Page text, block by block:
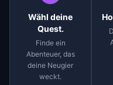
Wähl deine
Quest.
Finde ein
Abenteuer, das
deine Neugier
weckt.